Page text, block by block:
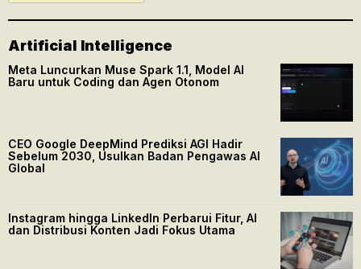
Artificial Intelligence
Meta Luncurkan Muse Spark 1.1, Model AI
Baru untuk Coding dan Agen Otonom
CEO Google DeepMind Prediksi AGI Hadir
Sebelum 2030, Usulkan Badan Pengawas AI
Global
Instagram hingga LinkedIn Perbarui Fitur, AI
dan Distribusi Konten Jadi Fokus Utama